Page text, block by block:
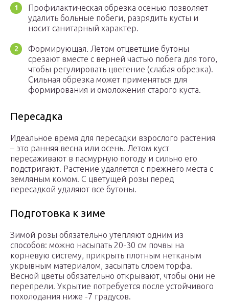
Профилактическая обрезка осенью позволяет
удалить больные побеги, разрядить кусты и
носит санитарный характер.
Формирующая. Летом отцветшие бутоны
срезают вместе с верней частью побега для того,
чтобы регулировать цветение (слабая обрезка).
Сильная обрезка может применяться для
формирования и омоложения старого куста.
Пересадка
Идеальное время для пересадки взрослого растения
– это ранняя весна или осень. Летом куст
пересаживают в пасмурную погоду и сильно его
подстригают. Растение удаляется с прежнего места с
земляным комом. С цветущей розы перед
пересадкой удаляют все бутоны.
Подготовка к зиме
Зимой розы обязательно утепляют одним из
способов: можно насыпать 20-30 см почвы на
корневую систему, прикрыть плотным нетканым
укрывным материалом, засыпать слоем торфа.
Весной цветы обязательно открывают, чтобы они не
перепрели. Укрытие потребуется после устойчивого
похолодания ниже -7 градусов.